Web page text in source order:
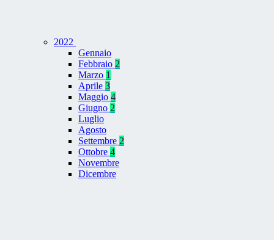
2022
Gennaio
Febbraio 2
Marzo 1
Aprile 3
Maggio 4
Giugno 2
Luglio
Agosto
Settembre 2
Ottobre 4
Novembre
Dicembre